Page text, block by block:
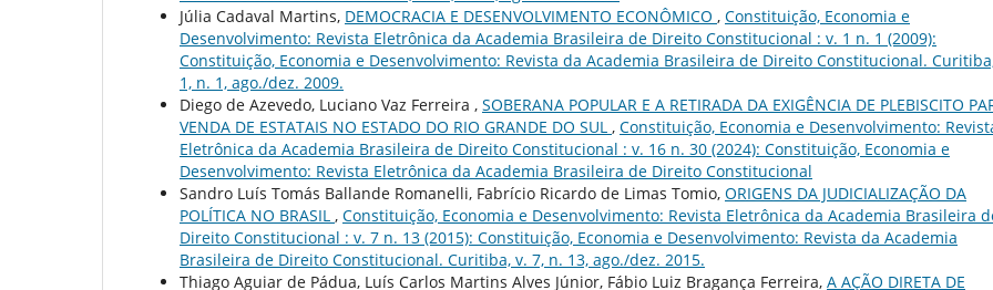
Júlia Cadaval Martins, DEMOCRACIA E DESENVOLVIMENTO ECONÔMICO , Constituição, Economia e
Desenvolvimento: Revista Eletrônica da Academia Brasileira de Direito Constitucional : v. 1 n. 1 (2009):
Constituição, Economia e Desenvolvimento: Revista da Academia Brasileira de Direito Constitucional.
1, n. 1, ago./dez. 2009.
Diego de Azevedo, Luciano Vaz Ferreira , SOBERANA POPULAR E A RETIRADA DA EXIGÊNCIA DE PLEBISCITO
VENDA DE ESTATAIS NO ESTADO DO RIO GRANDE DO SUL , Constituição, Economia e Desenvolvimento:
Eletrônica da Academia Brasileira de Direito Constitucional : v. 16 n. 30 (2024): Constituição, Economia e
Desenvolvimento: Revista Eletrônica da Academia Brasileira de Direito Constitucional
Sandro Luís Tomás Ballande Romanelli, Fabrício Ricardo de Limas Tomio, ORIGENS DA JUDICIALIZAÇÃO DA
POLÍTICA NO BRASIL , Constituição, Economia e Desenvolvimento: Revista Eletrônica da Academia Brasileira
Direito Constitucional : v. 7 n. 13 (2015): Constituição, Economia e Desenvolvimento: Revista da Academia
Brasileira de Direito Constitucional. Curitiba, v. 7, n. 13, ago./dez. 2015.
Thiago Aguiar de Pádua, Luís Carlos Martins Alves Júnior, Fábio Luiz Bragança Ferreira, A AÇÃO DIRETA DE